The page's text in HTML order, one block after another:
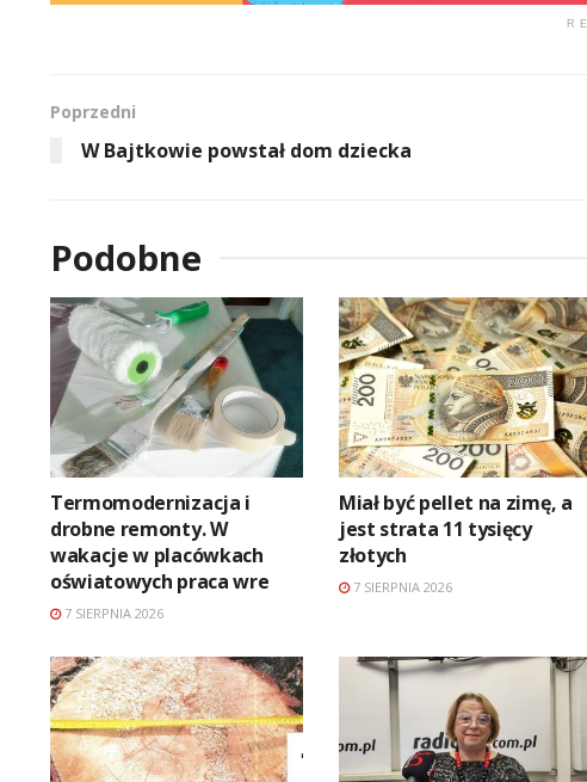
Poprzedni
W Bajtkowie powstał dom dziecka
Podobne
Termomodernizacja i
drobne remonty. W
wakacje w placówkach
oświatowych praca wre
7 SIERPNIA 2026
Miał być pellet na zimę, a
jest strata 11 tysięcy
złotych
7 SIERPNIA 2026